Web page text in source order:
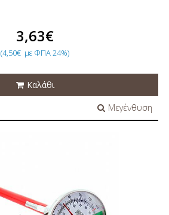
3,63€
(4,50€ με ΦΠΑ 24%)
Καλάθι
Μεγένθυση